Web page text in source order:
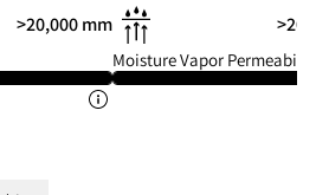
>20,000 mm >20
Moisture Vapor